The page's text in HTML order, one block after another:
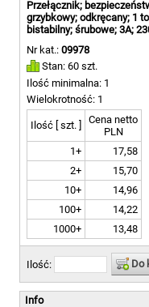
Przełącznik;
grzybkowy; odkręcany; 1
bistabilny; śrubowe; 3A;
Nr kat.: 09978
Stan: 60 szt.
Ilość minimalna: 1
Wielokrotność: 1
Ilość [ szt. ]
Cena netto
PLN
1+
17,58
2+
15,70
10+
14,96
100+
14,22
1000+
13,48
Ilość: Do
Info